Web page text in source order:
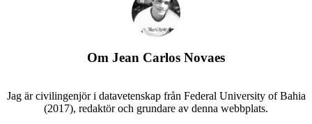
Om Jean Carlos Novaes
Jag är civilingenjör i datavetenskap från Federal University of Bahia
(2017), redaktör och grundare av denna webbplats.